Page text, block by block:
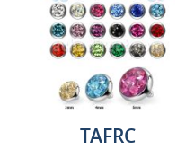
TAFRC